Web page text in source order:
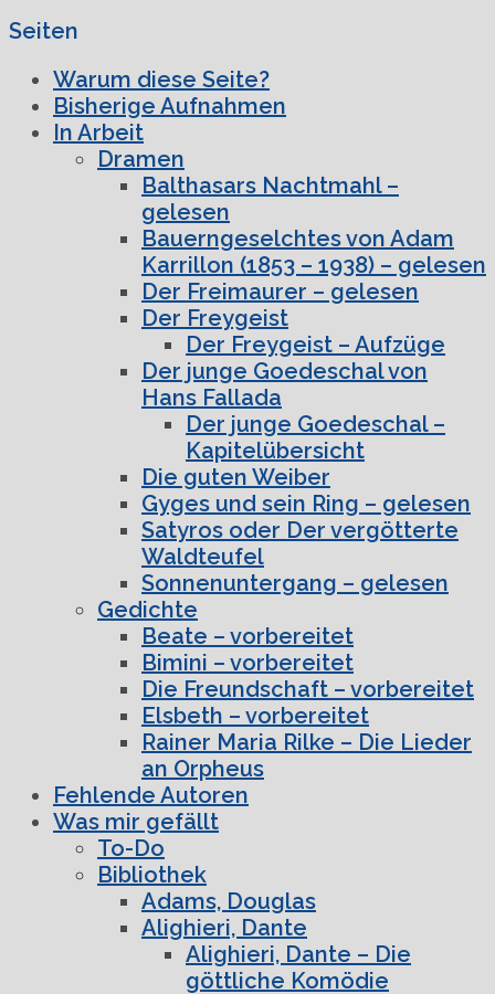
Seiten
Warum diese Seite?
Bisherige Aufnahmen
In Arbeit
Dramen
Balthasars Nachtmahl –
gelesen
Bauerngeselchtes von Adam
Karrillon (1853 – 1938) – gelesen
Der Freimaurer – gelesen
Der Freygeist
Der Freygeist – Aufzüge
Der junge Goedeschal von
Hans Fallada
Der junge Goedeschal –
Kapitelübersicht
Die guten Weiber
Gyges und sein Ring – gelesen
Satyros oder Der vergötterte
Waldteufel
Sonnenuntergang – gelesen
Gedichte
Beate – vorbereitet
Bimini – vorbereitet
Die Freundschaft – vorbereitet
Elsbeth – vorbereitet
Rainer Maria Rilke – Die Lieder
an Orpheus
Fehlende Autoren
Was mir gefällt
To-Do
Bibliothek
Adams, Douglas
Alighieri, Dante
Alighieri, Dante – Die
göttliche Komödie